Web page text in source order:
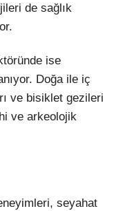
de sağlık
ise
Doğa ile iç
ve bisiklet gezileri
ve arkeolojik
seyahat